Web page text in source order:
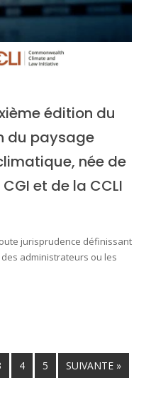
édition du
du paysage
née de
et de la CCLI
jurisprudence définissant
administrateurs ou les
4 5 SUIVANTE »